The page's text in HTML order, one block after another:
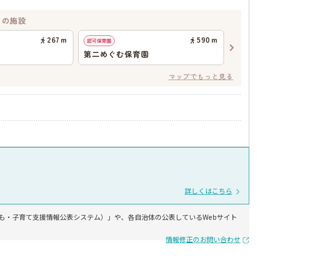
施設
267 ｍ
認可保育園 590 ｍ
第二めぐむ保育園
マップでもっと見る
詳しくはこちら
子育て支援情報公表システム）」や、各自治体の公表しているWebサイト
情報修正のお問い合わせ